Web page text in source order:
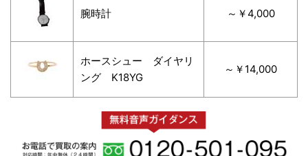
腕時計 ～￥4,000
ホースシュー ダイヤリ
ング K18YG
～￥14,000